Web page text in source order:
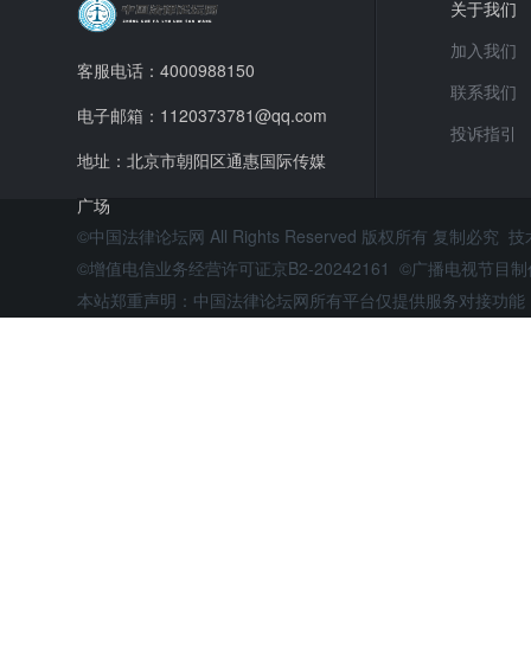
客服电话：4000988150
电子邮箱：1120373781@qq.com
地址：北京市朝阳区通惠国际传媒
广场
关于我们
加入我们
联系我们
投诉指引
©中国法律论坛网 All Rights Reserved 版权所有 复制必究 技
©增值电信业务经营许可证京B2-20242161 ©广播电视节目
本站郑重声明：中国法律论坛网所有平台仅提供服务对接功